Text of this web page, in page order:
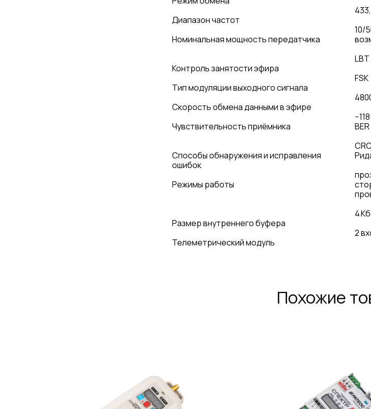
10/
FSK
BER
4
2
Диапазон частот
Номинальная мощность передатчика
Контроль занятости эфира
Тип модуляции выходного сигнала
Скорость обмена данными в эфире
Чувствительность приёмника
Способы обнаружения и исправления
ошибок
Режимы работы
Размер внутреннего буфера
Телеметрический модуль
Похожие